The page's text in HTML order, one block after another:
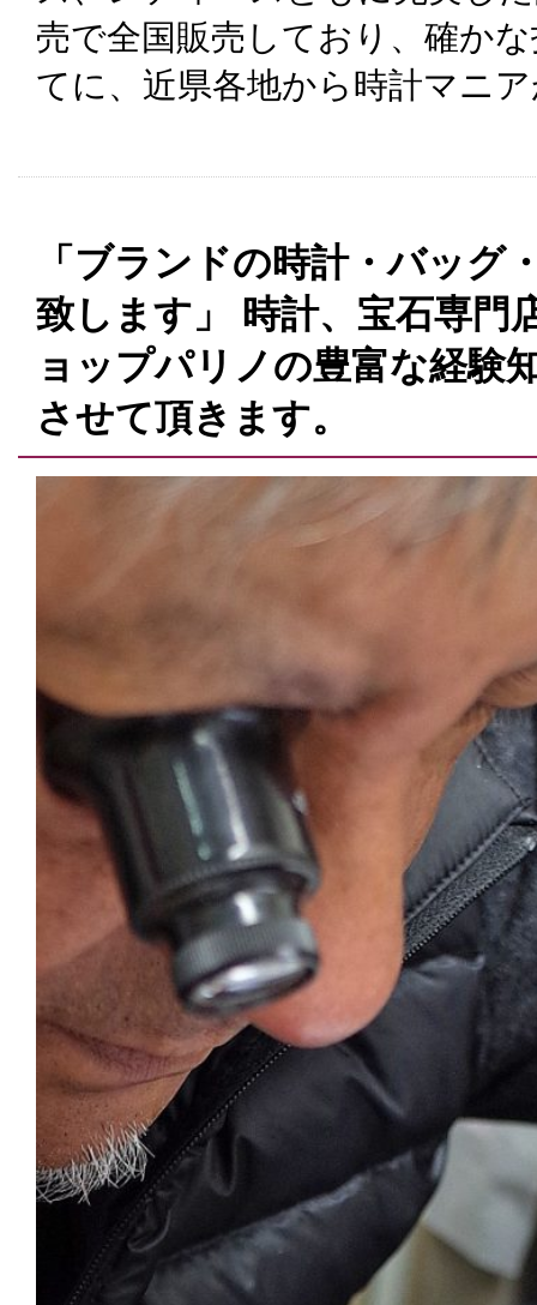
売で全国販売しており、確か
てに、近県各地から時計マニ
「ブランドの時計・バッグ
致します」 時計、宝石専門
ョップパリノの豊富な経験
させて頂きます。